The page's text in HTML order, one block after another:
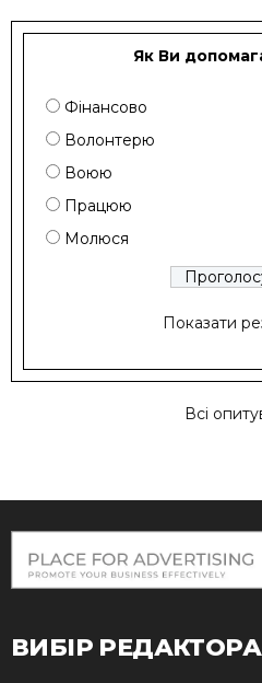
Як Ви
Фінансово
Волонтерю
Воюю
Працюю
Молюся
Показати
Всі
ВИБІР РЕДАКТОРА